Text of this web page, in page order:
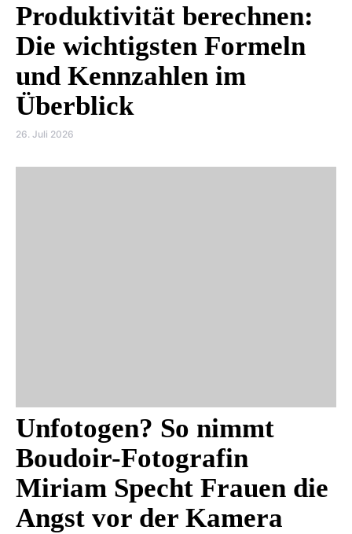
Produktivität berechnen:
Die wichtigsten Formeln
und Kennzahlen im
Überblick
26. Juli 2026
Unfotogen? So nimmt
Boudoir-Fotografin
Miriam Specht Frauen die
Angst vor der Kamera